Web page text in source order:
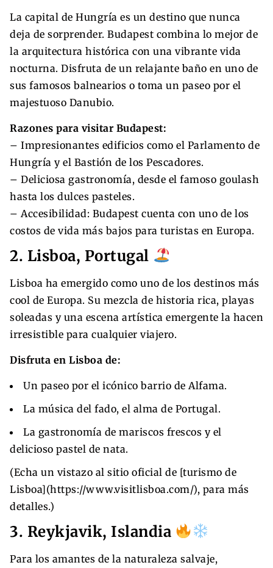
La capital de Hungría es un destino que nunca
deja de sorprender. Budapest combina lo mejor de
la arquitectura histórica con una vibrante vida
nocturna. Disfruta de un relajante baño en uno de
sus famosos balnearios o toma un paseo por el
majestuoso Danubio.
Razones para visitar Budapest:
– Impresionantes edificios como el Parlamento de
Hungría y el Bastión de los Pescadores.
– Deliciosa gastronomía, desde el famoso goulash
hasta los dulces pasteles.
– Accesibilidad: Budapest cuenta con uno de los
costos de vida más bajos para turistas en Europa.
2. Lisboa, Portugal
Lisboa ha emergido como uno de los destinos más
cool de Europa. Su mezcla de historia rica, playas
soleadas y una escena artística emergente la hacen
irresistible para cualquier viajero.
Disfruta en Lisboa de:
Un paseo por el icónico barrio de Alfama.
La música del fado, el alma de Portugal.
La gastronomía de mariscos frescos y el
delicioso pastel de nata.
(Echa un vistazo al sitio oficial de [turismo de
Lisboa](https://www.visitlisboa.com/), para más
detalles.)
3. Reykjavik, Islandia
Para los amantes de la naturaleza salvaje,